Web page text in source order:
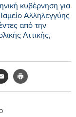
κυβέρνηση για
Αλληλεγγύης
από την
Αττικής;